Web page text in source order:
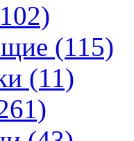
(115)
(11)